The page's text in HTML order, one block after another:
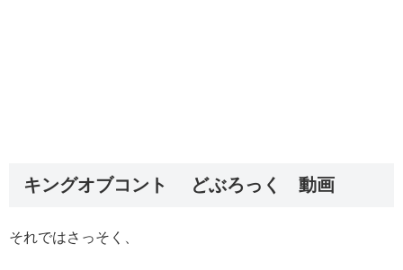
キングオブコント どぶろっく 動画
それではさっそく、